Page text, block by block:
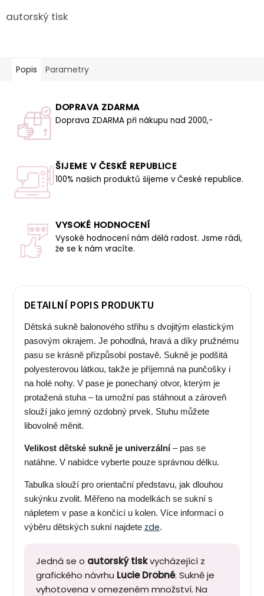
autorský tisk
Popis Parametry
DOPRAVA ZDARMA
Doprava ZDARMA při nákupu nad 2000,-
ŠIJEME V ČESKÉ REPUBLICE
100% našich produktů šijeme v České republice.
VYSOKÉ HODNOCENÍ
Vysoké hodnocení nám dělá radost. Jsme rádi,
že se k nám vracíte.
DETAILNÍ POPIS PRODUKTU
Dětská sukně balonového střihu s dvojitým elastickým
pasovým okrajem. Je pohodlná, hravá a díky pružnému
pasu se krásně přizpůsobí postavě. Sukně je podšitá
polyesterovou látkou, takže je příjemná na punčošky i
na holé nohy. V pase je ponechaný otvor, kterým je
protažená stuha – ta umožní pas stáhnout a zároveň
slouží jako jemný ozdobný prvek. Stuhu můžete
libovolně měnit.
Velikost dětské sukně je univerzální – pas se
natáhne. V nabídce vyberte pouze správnou délku.
Tabulka slouží pro orientační představu, jak dlouhou
sukýnku zvolit. Měřeno na modelkách se sukní s
nápletem v pase a končící u kolen. Více informací o
výběru dětských sukní najdete zde.
Jedná se o autorský tiskvycházející z
grafického návrhu Lucie Drobné. Sukně je
vyhotovena v omezeném množství. Na